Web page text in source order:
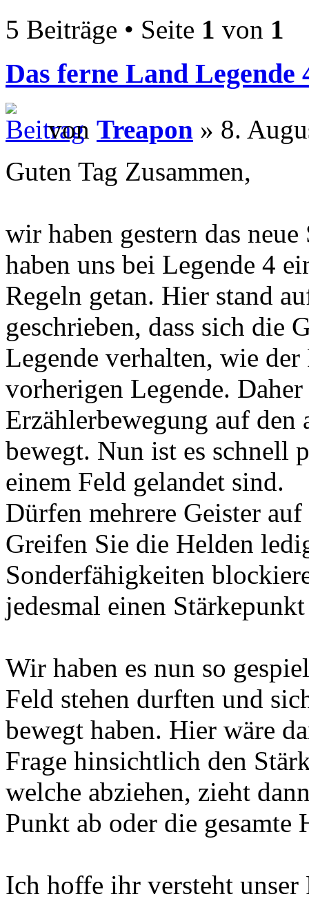
5 Beiträge • Seite 1 von 1
Das ferne Land Legende
von Treapon » 8.
Guten Tag Zusammen,
wir haben gestern das
haben uns bei Legende 4
Regeln getan. Hier stand
geschrieben, dass sich die
Legende verhalten, wie der
vorherigen Legende.
Erzählerbewegung auf den
bewegt. Nun ist es schnell
einem Feld gelandet sind.
Dürfen mehrere Geister
Greifen Sie die Helden
Sonderfähigkeiten
jedesmal einen Stärkepunkt
Wir haben es nun so
Feld stehen durften und
bewegt haben. Hier wäre
Frage hinsichtlich den
welche abziehen, zieht
Punkt ab oder die gesamte
Ich hoffe ihr versteht unser